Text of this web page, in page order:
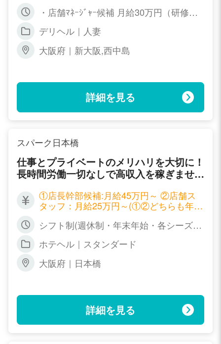
Bﾃﾞｻﾞｲﾅｰ 月給25万円 週一回の休日 ・
・店舗ﾏﾈｰｼﾞｬｰ候補 月給30万円（研修期
万円（研修期間有） 週一回の休日 ・WE
送迎ﾄﾞﾗｲﾊﾞｰ 時給900円ｽﾀｰﾄ ｶﾞｿﾘﾝ代支給
デリヘル｜人妻
大阪府｜新大阪,西中島
詳細を見る
スパーク日本橋
仕事とプライベートのメリハリを大切に！
長時間労働一切なしで高収入を稼ぎません
①店長幹部候補:月給45万円～ ②店舗ス
タッフ：月給25万円～(①②どちらも年２
1,500円(社員雇用有) ④事務スタッフ・w
円/アルバイト：時給800円～1.700円(昇
給有)
シフト制(週休制・年末年始・各シーズン
ホテヘル｜スタンダード
大阪府｜日本橋
詳細を見る